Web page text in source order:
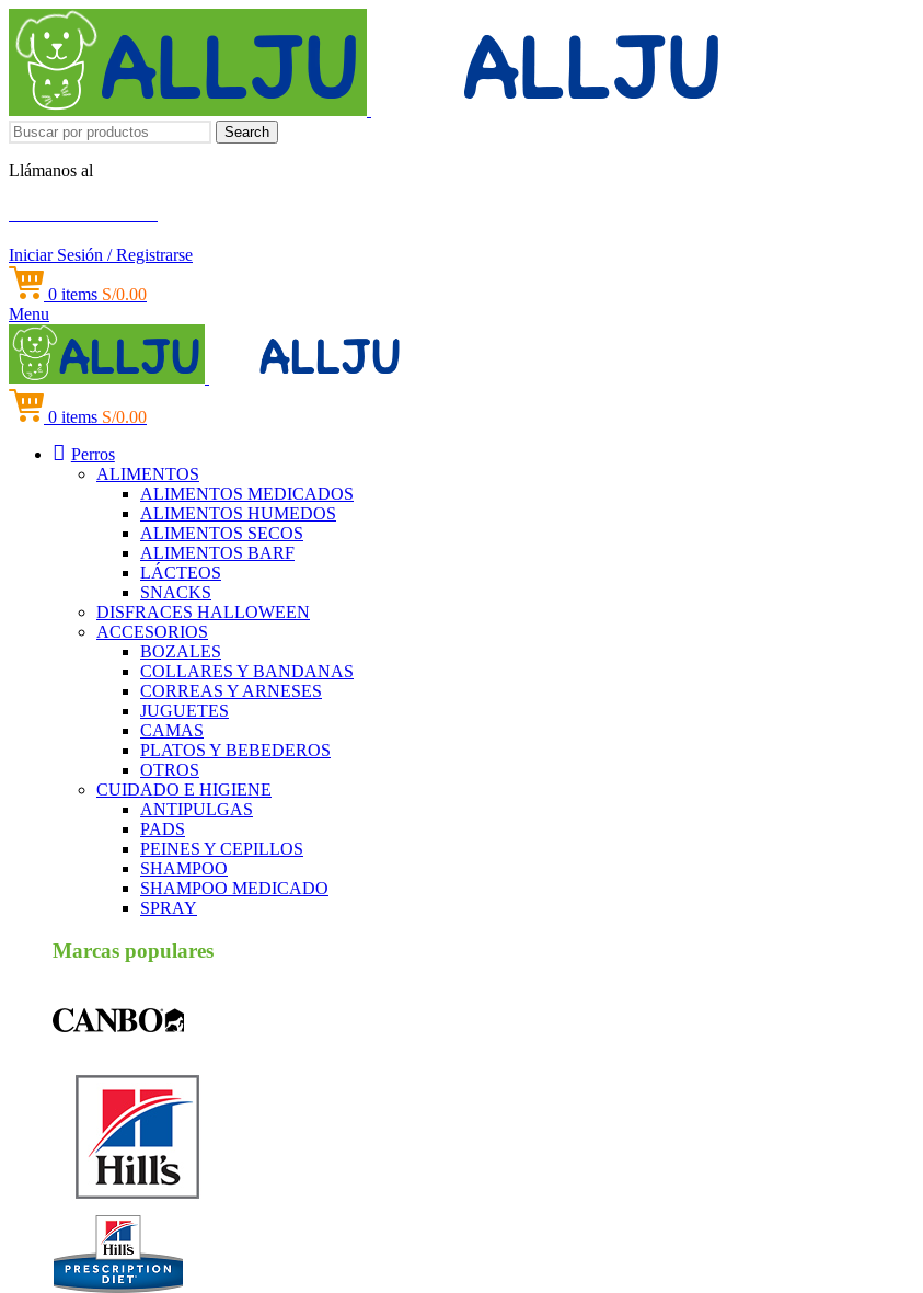
Search
Llámanos al
Iniciar Sesión / Registrarse
0 items S/0.00
Menu
0 items S/0.00
Perros
ALIMENTOS
ALIMENTOS MEDICADOS
ALIMENTOS HUMEDOS
ALIMENTOS SECOS
ALIMENTOS BARF
LÁCTEOS
SNACKS
DISFRACES HALLOWEEN
ACCESORIOS
BOZALES
COLLARES Y BANDANAS
CORREAS Y ARNESES
JUGUETES
CAMAS
PLATOS Y BEBEDEROS
OTROS
CUIDADO E HIGIENE
ANTIPULGAS
PADS
PEINES Y CEPILLOS
SHAMPOO
SHAMPOO MEDICADO
SPRAY
Marcas populares